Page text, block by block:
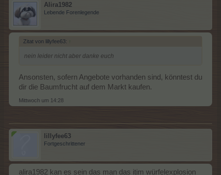
Alira1982
Lebende Forenlegende
Zitat von lillyfee63: ↑
nein leider nicht aber danke euch
Ansonsten, sofern Angebote vorhanden sind, könntest du
dir die Baumfrucht auf dem Markt kaufen.
Mittwoch um 14:28
lillyfee63
Fortgeschrittener
alira1982 kan es sein das man das itim würfelexplosion